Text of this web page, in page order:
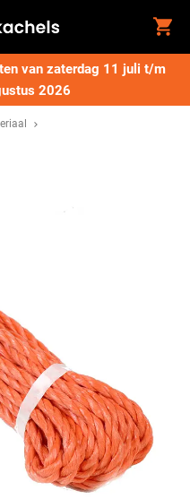
van zaterdag 11 juli t/m
2026